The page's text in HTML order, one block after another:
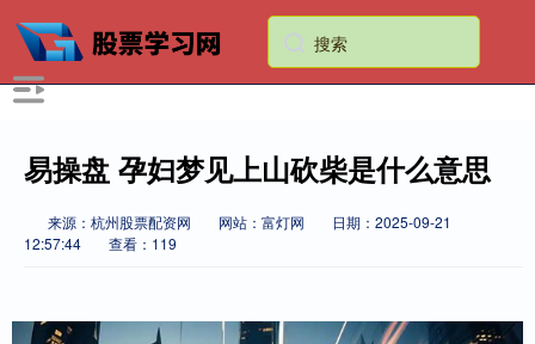
易操盘 孕妇梦见上山砍柴是什么意思
来源：杭州股票配资网 网站：富灯网
日期：2025-09-21
12:57:44
查看：119